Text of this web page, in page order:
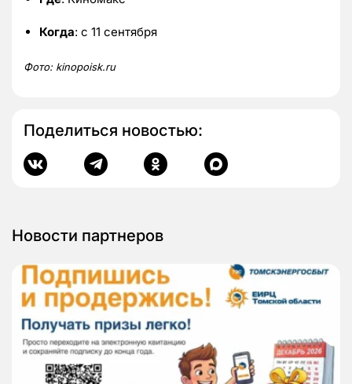
Когда: с 11 сентября
Фото: kinopoisk.ru
Поделиться новостью:
Новости партнеров